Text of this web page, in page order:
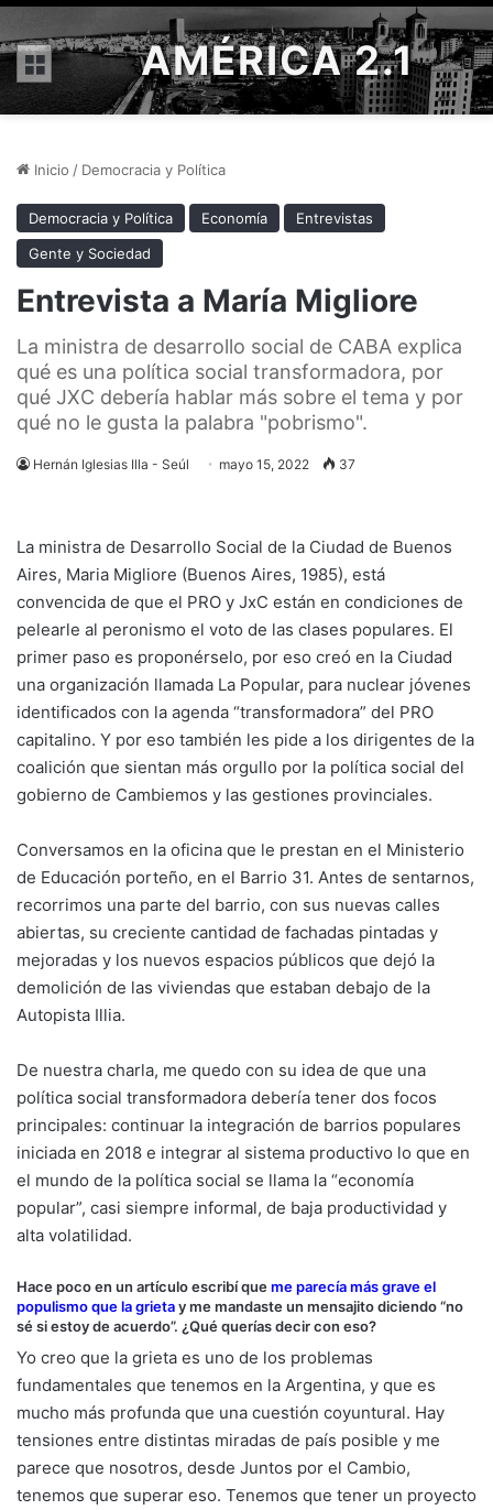
Menú AMÉRICA 2.1
Inicio / Democracia y Política
Democracia y Política Economía
Entrevistas
Gente y Sociedad
Entrevista a María Migliore
La ministra de desarrollo social de CABA explica
qué es una política social transformadora, por
qué JXC debería hablar más sobre el tema y por
qué no le gusta la palabra "pobrismo".
Hernán Iglesias Illa - Seúl mayo 15, 2022 37
La ministra de Desarrollo Social de la Ciudad de Buenos
Aires, Maria Migliore (Buenos Aires, 1985), está
convencida de que el PRO y JxC están en condiciones de
pelearle al peronismo el voto de las clases populares. El
primer paso es proponérselo, por eso creó en la Ciudad
una organización llamada La Popular, para nuclear jóvenes
identificados con la agenda “transformadora” del PRO
capitalino. Y por eso también les pide a los dirigentes de la
coalición que sientan más orgullo por la política social del
gobierno de Cambiemos y las gestiones provinciales.
Conversamos en la oficina que le prestan en el Ministerio
de Educación porteño, en el Barrio 31. Antes de sentarnos,
recorrimos una parte del barrio, con sus nuevas calles
abiertas, su creciente cantidad de fachadas pintadas y
mejoradas y los nuevos espacios públicos que dejó la
demolición de las viviendas que estaban debajo de la
Autopista Illia.
De nuestra charla, me quedo con su idea de que una
política social transformadora debería tener dos focos
principales: continuar la integración de barrios populares
iniciada en 2018 e integrar al sistema productivo lo que en
el mundo de la política social se llama la “economía
popular”, casi siempre informal, de baja productividad y
alta volatilidad.
Hace poco en un artículo escribí queme parecía más grave el
populismo que la grietay me mandaste un mensajito diciendo “no
sé si estoy de acuerdo”. ¿Qué querías decir con eso?
Yo creo que la grieta es uno de los problemas
fundamentales que tenemos en la Argentina, y que es
mucho más profunda que una cuestión coyuntural. Hay
tensiones entre distintas miradas de país posible y me
parece que nosotros, desde Juntos por el Cambio,
tenemos que superar eso. Tenemos que tener un proyecto